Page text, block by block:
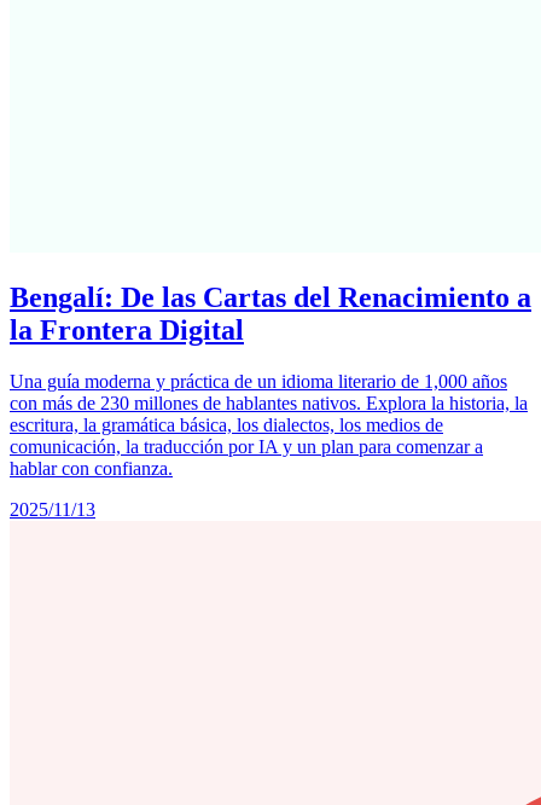
Bengalí: De las Cartas del Renacimiento a
la Frontera Digital
Una guía moderna y práctica de un idioma literario de 1,000 años
con más de 230 millones de hablantes nativos. Explora la historia, la
escritura, la gramática básica, los dialectos, los medios de
comunicación, la traducción por IA y un plan para comenzar a
hablar con confianza.
2025/11/13